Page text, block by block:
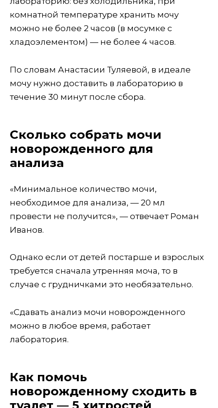
комнатной температуре хранить мочу
можно не более 2 часов (в мосумке с
хладоэлементом) — не более 4 часов.
По словам Анастасии Туляевой, в идеале
мочу нужно доставить в лабораторию в
течение 30 минут после сбора.
Сколько собрать мочи
новорожденного для
анализа
«Минимальное количество мочи,
необходимое для анализа, — 20 мл
провести не получится», — отвечает Роман
Иванов.
Однако если от детей постарше и взрослых
требуется сначала утренняя моча, то в
случае с грудничками это необязательно.
«Сдавать анализ мочи новорожденного
можно в любое время, работает
лаборатория.
Как помочь
новорожденному сходить в